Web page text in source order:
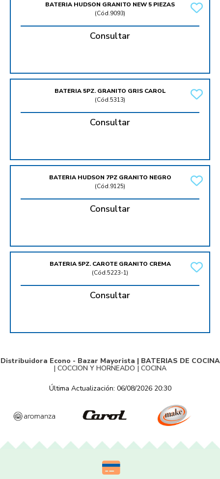
BATERIA HUDSON GRANITO NEW 5 PIEZAS
(Cód.9093)
Consultar
BATERIA 5PZ. GRANITO GRIS CAROL
(Cód.5313)
Consultar
BATERIA HUDSON 7PZ GRANITO NEGRO
(Cód.9125)
Consultar
BATERIA 5PZ. CAROTE GRANITO CREMA
(Cód.5223-1)
Consultar
Distribuidora Econo - Bazar Mayorista | BATERIAS DE COCINA
| COCCION Y HORNEADO | COCINA
Última Actualización: 06/08/2026 20:30